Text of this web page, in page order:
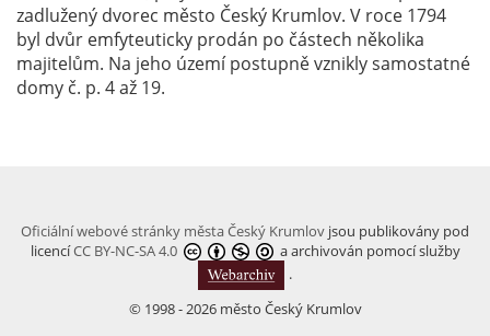
zadlužený dvorec město Český Krumlov. V roce 1794
byl dvůr emfyteuticky prodán po částech několika
majitelům. Na jeho území postupně vznikly samostatné
domy č. p. 4 až 19.
Oficiální webové stránky města Český Krumlov jsou publikovány pod
licencíCC BY-NC-SA 4.0
a archivován pomocí služby
.
© 1998 - 2026 město Český Krumlov